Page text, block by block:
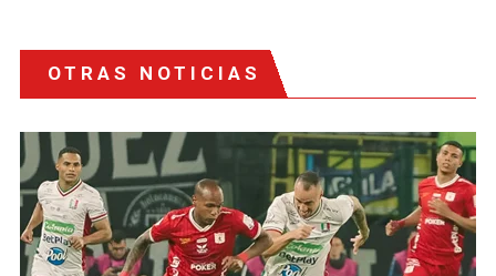
OTRAS NOTICIAS